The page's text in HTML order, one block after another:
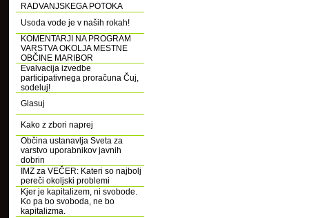
RADVANJSKEGA POTOKA
Usoda vode je v naših rokah!
KOMENTARJI NA PROGRAM
VARSTVA OKOLJA MESTNE
OBČINE MARIBOR
Evalvacija izvedbe
participativnega proračuna Čuj,
sodeluj!
Glasuj
Kako z zbori naprej
Občina ustanavlja Sveta za
varstvo uporabnikov javnih
dobrin
IMZ za VEČER: Kateri so najbolj
pereči okoljski problemi
Kjer je kapitalizem, ni svobode.
Ko pa bo svoboda, ne bo
kapitalizma.